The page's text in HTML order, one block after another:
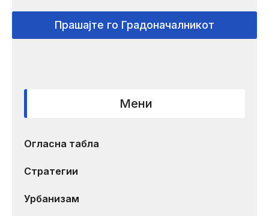
Прашајте го Градоначалникот
Мени
Огласна табла
Стратегии
Урбанизам